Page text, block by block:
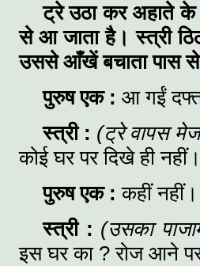
ट्रे उठा कर अहाते के
से आ जाता है। स्त्री
उससे आँखें बचाता पास
पुरुष एक : आ गईं
स्त्री : (ट्रे वापस
कोई घर पर दिखे ही
पुरुष एक :कहीं नहीं।
स्त्री : (उसका
इस घर का ? रोज आने पर